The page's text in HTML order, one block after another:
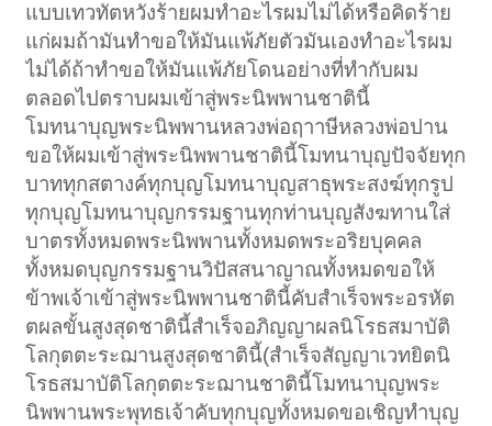
แบบเทวทัตหวังร้ายผมทำอะไรผมไม่ได้หรือคิดร้าย
แก่ผมถ้ามันทำขอให้มันแพ้ภัยตัวมันเองทำอะไรผม
ไม่ได้ถ้าทำขอให้มันแพ้ภัยโดนอย่างที่ทำกับผม
ตลอดไปตราบผมเข้าสู่พระนิพพานชาตินี้
โมทนาบุญพระนิพพานหลวงพ่อฤาาษีหลวงพ่อปาน
ขอให้ผมเข้าสู่พระนิพพานชาตินี้โมทนาบุญปัจจัยทุก
บาททุกสตางค์ทุกบุญโมทนาบุญสาธุพระสงฆ์ทุกรูป
ทุกบุญโมทนาบุญกรรมฐานทุกท่านบุญสังฆทานใส่
บาตรทั้งหมดพระนิพพานทั้งหมดพระอริยบุคคล
ทั้งหมดบุญกรรมฐานวิปัสสนาญาณทั้งหมดขอให้
ข้าพเจ้าเข้าสู่พระนิพพานชาตินี้คับสำเร็จพระอรหัต
ตผลขั้นสูงสุดชาตินี้สำเร็จอภิญญาผลนิโรธสมาบัติ
โลกุตตะระฌานสูงสุดชาตินี้(สำเร็จสัญญาเวทยิตนิ
โรธสมาบัติโลกุตตะระฌานชาตินี้โมทนาบุญพระ
นิพพานพระพุทธเจ้าคับทุกบุญทั้งหมดขอเชิญทำบุญ